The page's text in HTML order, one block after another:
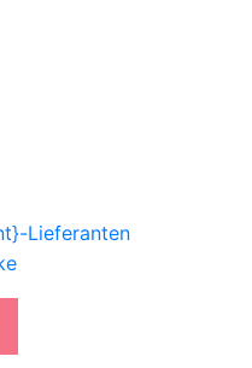
Lieferanten